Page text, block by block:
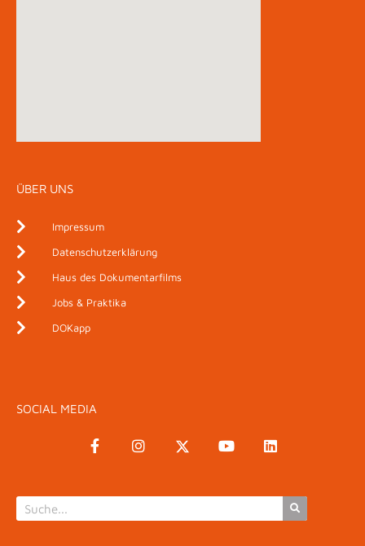
ÜBER UNS
Impressum
Datenschutzerklärung
Haus des Dokumentarfilms
Jobs & Praktika
DOKapp
SOCIAL MEDIA